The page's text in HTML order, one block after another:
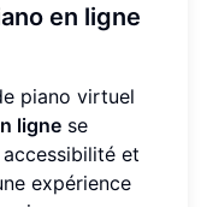
en ligne
piano virtuel
ligne se
et
expérience